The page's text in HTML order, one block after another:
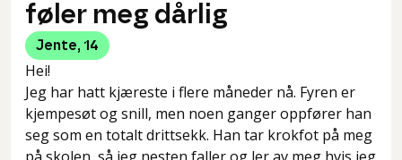
føler meg dårlig
Jente, 14
Hei!
Jeg har hatt kjæreste i flere måneder nå. Fyren er
kjempesøt og snill, men noen ganger oppfører han
seg som en totalt drittsekk. Han tar krokfot på meg